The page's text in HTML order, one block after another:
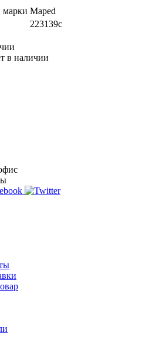
марки Maped
223139с
в наличии